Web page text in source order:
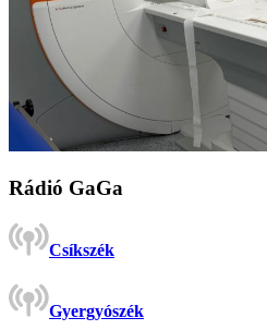
Rádió GaGa
Csíkszék
Gyergyószék